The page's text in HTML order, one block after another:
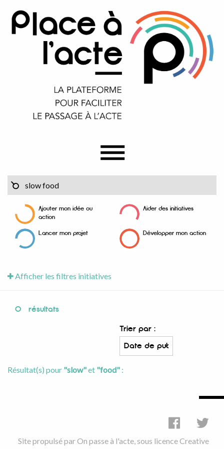
Ajouter mon idée ou
action
Aider des initiatives
Lancer mon projet Développer mon action
Afficher les filtres initiatives
0 résultats
Trier par :
Résultat(s) pour "slow"et "food" :
Site propulsé parOn passe à l'acte, sous licenceCreative